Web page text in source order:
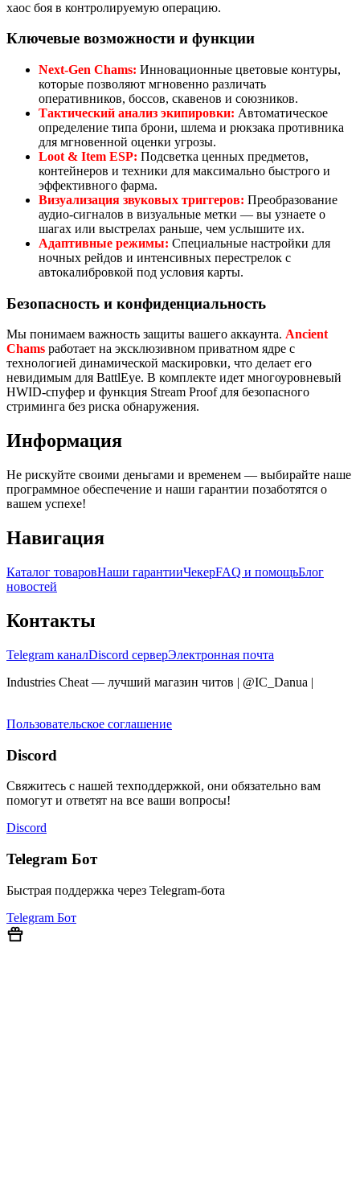
хаос боя в контролируемую операцию.
Ключевые возможности и функции
Next-Gen Chams: Инновационные цветовые контуры,
которые позволяют мгновенно различать
оперативников, боссов, скавенов и союзников.
Тактический анализ экипировки: Автоматическое
определение типа брони, шлема и рюкзака противника
для мгновенной оценки угрозы.
Loot & Item ESP: Подсветка ценных предметов,
контейнеров и техники для максимально быстрого и
эффективного фарма.
Визуализация звуковых триггеров: Преобразование
аудио-сигналов в визуальные метки — вы узнаете о
шагах или выстрелах раньше, чем услышите их.
Адаптивные режимы: Специальные настройки для
ночных рейдов и интенсивных перестрелок с
автокалибровкой под условия карты.
Безопасность и конфиденциальность
Мы понимаем важность защиты вашего аккаунта. Ancient
Chams работает на эксклюзивном приватном ядре с
технологией динамической маскировки, что делает его
невидимым для BattlEye. В комплекте идет многоуровневый
HWID-спуфер и функция Stream Proof для безопасного
стриминга без риска обнаружения.
Информация
Не рискуйте своими деньгами и временем — выбирайте наше
программное обеспечение и наши гарантии позаботятся о
вашем успехе!
Навигация
Каталог товаровНаши гарантииЧекерFAQ и помощьБлог
новостей
Контакты
Telegram каналDiscord серверЭлектронная почта
Industries Cheat — лучший магазин читов | @IC_Danua |
Пользовательское соглашение
Discord
Свяжитесь с нашей техподдержкой, они обязательно вам
помогут и ответят на все ваши вопросы!
Discord
Telegram Бот
Быстрая поддержка через Telegram-бота
Telegram Бот